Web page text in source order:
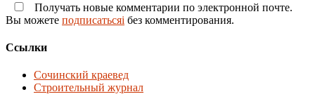
Получать новые комментарии по электронной почте.
Вы можете подписатьсяi без комментирования.
Ссылки
Сочинский краевед
Строительный журнал